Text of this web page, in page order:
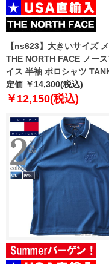
【ns623】大きいサイズ
THE NORTH FACE ノー
イス 半袖 ポロシャツ
POLO USA直輸入
0uz
定価 ￥14,300(税込)
￥12,150(税込)